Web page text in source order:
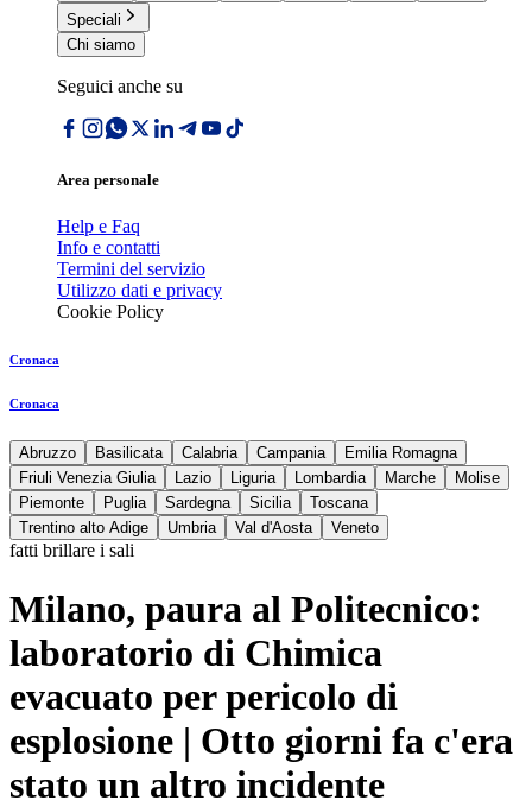
Speciali
Chi siamo
Seguici anche su
Area personale
Help e Faq
Info e contatti
Termini del servizio
Utilizzo dati e privacy
Cookie Policy
Cronaca
Cronaca
Abruzzo Basilicata Calabria Campania
Emilia Romagna
Friuli Venezia Giulia
Lazio Liguria Lombardia Marche
Molise
Piemonte
Puglia Sardegna Sicilia
Toscana
Trentino alto Adige
Umbria Val d'Aosta Veneto
fatti brillare i sali
Milano, paura al Politecnico:
laboratorio di Chimica
evacuato per pericolo di
esplosione | Otto giorni fa c'era
stato un altro incidente